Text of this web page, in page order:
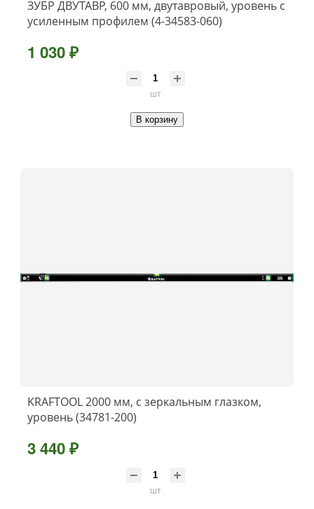
ЗУБР ДВУТАВР, 600 мм, двутавровый, уровень с
усиленным профилем (4-34583-060)
1 030 ₽
шт
В корзину
KRAFTOOL 2000 мм, с зеркальным глазком,
уровень (34781-200)
3 440 ₽
шт